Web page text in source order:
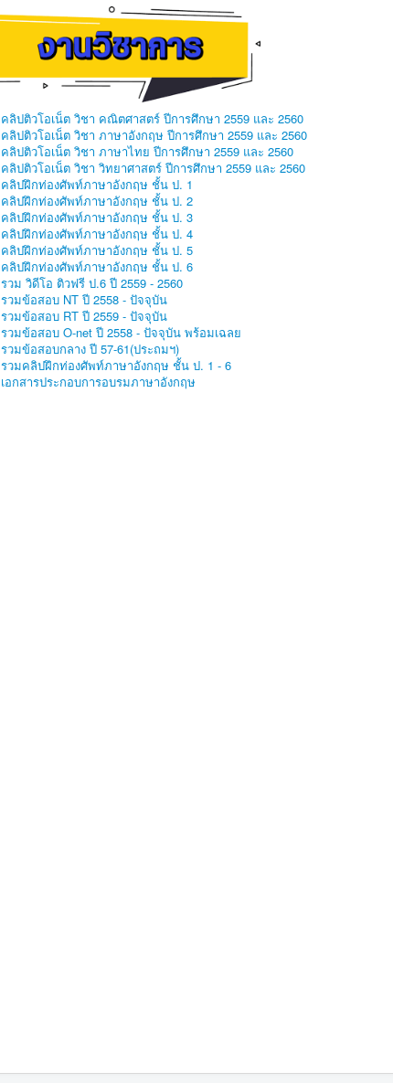
คลิปติวโอเน็ต วิชา คณิตศาสตร์ ปีการศึกษา 2559 และ 2560
คลิปติวโอเน็ต วิชา ภาษาอังกฤษ ปีการศึกษา 2559 และ 2560
คลิปติวโอเน็ต วิชา ภาษาไทย ปีการศึกษา 2559 และ 2560
คลิปติวโอเน็ต วิชา วิทยาศาสตร์ ปีการศึกษา 2559 และ 2560
คลิปฝึกท่องศัพท์ภาษาอังกฤษ ชั้น ป. 1
คลิปฝึกท่องศัพท์ภาษาอังกฤษ ชั้น ป. 2
คลิปฝึกท่องศัพท์ภาษาอังกฤษ ชั้น ป. 3
คลิปฝึกท่องศัพท์ภาษาอังกฤษ ชั้น ป. 4
คลิปฝึกท่องศัพท์ภาษาอังกฤษ ชั้น ป. 5
คลิปฝึกท่องศัพท์ภาษาอังกฤษ ชั้น ป. 6
รวม วิดีโอ ติวฟรี ป.6 ปี 2559 - 2560
รวมข้อสอบ NT ปี 2558 - ปัจจุบัน
รวมข้อสอบ RT ปี 2559 - ปัจจุบัน
รวมข้อสอบ O-net ปี 2558 - ปัจจุบัน พร้อมเฉลย
รวมข้อสอบกลาง ปี 57-61(ประถมฯ)
รวมคลิปฝึกท่องศัพท์ภาษาอังกฤษ ชั้น ป. 1 - 6
เอกสารประกอบการอบรมภาษาอังกฤษ